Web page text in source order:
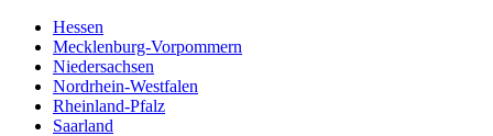
Hessen
Mecklenburg-Vorpommern
Niedersachsen
Nordrhein-Westfalen
Rheinland-Pfalz
Saarland